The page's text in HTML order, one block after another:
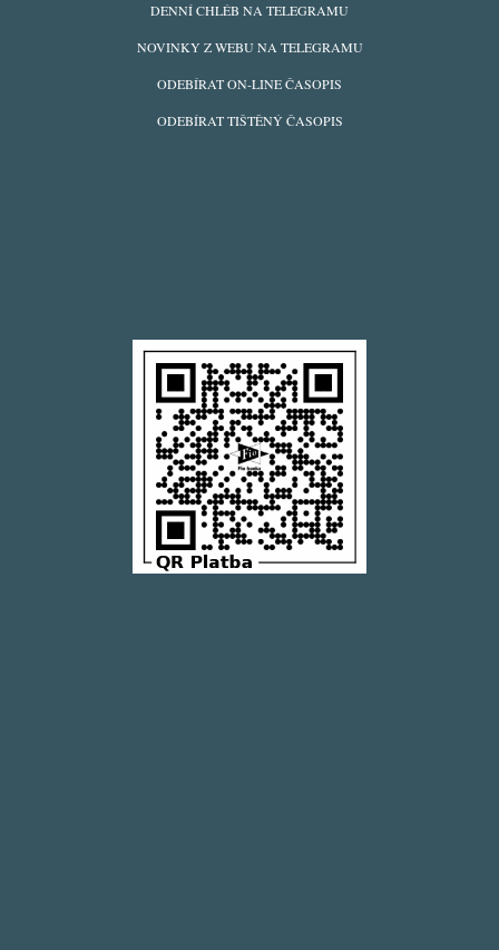
DENNÍ CHLÉB NA TELEGRAMU
NOVINKY Z WEBU NA TELEGRAMU
ODEBÍRAT ON-LINE ČASOPIS
ODEBÍRAT TIŠTĚNÝ ČASOPIS